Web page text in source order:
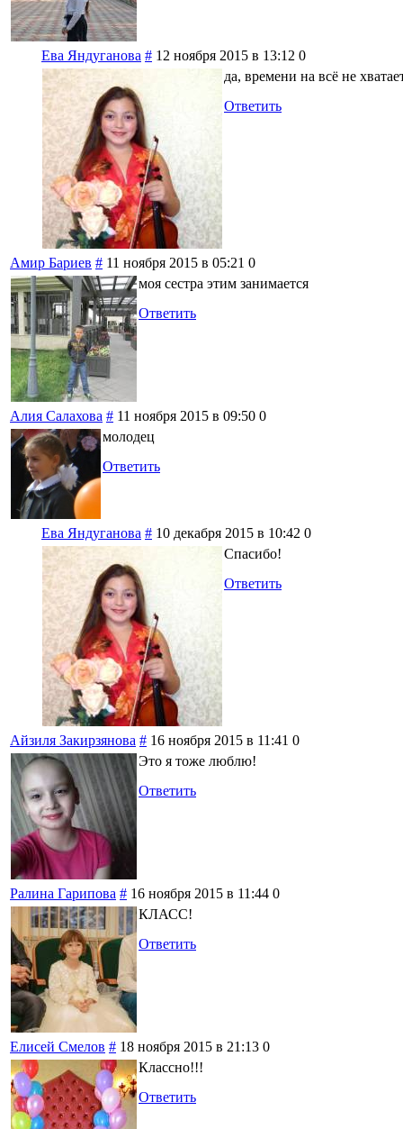
Ева Яндуганова # 12 ноября 2015 в 13:12 0
да, времени на всё не
Ответить
Амир Бариев # 11 ноября 2015 в 05:21 0
моя сестра этим занимается
Ответить
Алия Салахова # 11 ноября 2015 в 09:50 0
молодец
Ответить
Ева Яндуганова # 10 декабря 2015 в 10:42 0
Спасибо!
Ответить
Айзиля Закирзянова # 16 ноября 2015 в 11:41 0
Это я тоже люблю!
Ответить
Ралина Гарипова # 16 ноября 2015 в 11:44 0
КЛАСС!
Ответить
Елисей Смелов # 18 ноября 2015 в 21:13 0
Классно!!!
Ответить